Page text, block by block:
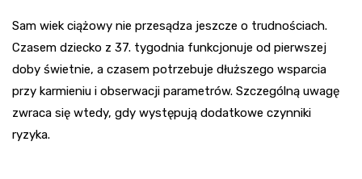
Sam wiek ciążowy nie przesądza jeszcze o trudnościach.
Czasem dziecko z 37. tygodnia funkcjonuje od pierwszej
doby świetnie, a czasem potrzebuje dłuższego wsparcia
przy karmieniu i obserwacji parametrów. Szczególną uwagę
zwraca się wtedy, gdy występują dodatkowe czynniki
ryzyka.